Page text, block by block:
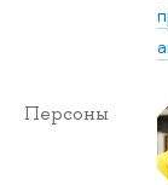
Персоны